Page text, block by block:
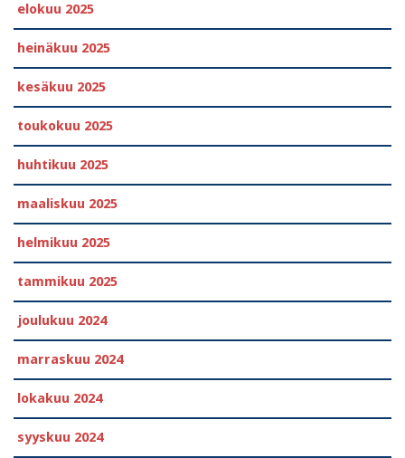
elokuu 2025
heinäkuu 2025
kesäkuu 2025
toukokuu 2025
huhtikuu 2025
maaliskuu 2025
helmikuu 2025
tammikuu 2025
joulukuu 2024
marraskuu 2024
lokakuu 2024
syyskuu 2024